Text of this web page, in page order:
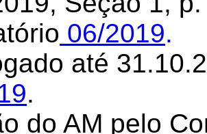
06/2019.
até
.
do AM pelo